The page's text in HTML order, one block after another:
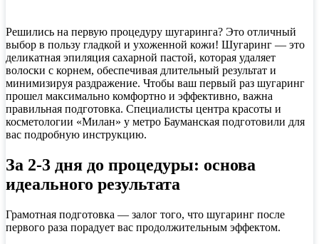
Решились на первую процедуру шугаринга? Это отличный
выбор в пользу гладкой и ухоженной кожи! Шугаринг — это
деликатная эпиляция сахарной пастой, которая удаляет
волоски с корнем, обеспечивая длительный результат и
минимизируя раздражение. Чтобы ваш первый раз шугаринг
прошел максимально комфортно и эффективно, важна
правильная подготовка. Специалисты центра красоты и
косметологии «Милан» у метро Бауманская подготовили для
вас подробную инструкцию.
За 2-3 дня до процедуры: основа
идеального результата
Грамотная подготовка — залог того, что шугаринг после
первого раза порадует вас продолжительным эффектом.